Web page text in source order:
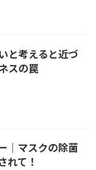
と考えると近づ
スの罠
｜マスクの除菌
れて！